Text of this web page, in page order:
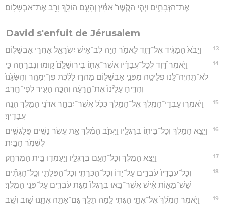
אֶת־הַזְּבָחִ֑ים וַיְהִ֤י הַקֶּ֙שֶׁר֙ אַמִּ֔ץ וְהָעָ֛ם הוֹלֵ֥ךְ וָרָ֖ב אֶת־אַבְשָׁלֽוֹם׃
David s'enfuit de Jérusalem
13 וַיָּבֹא֙ הַמַּגִּ֔יד אֶל־דָּוִ֖ד לֵאמֹ֑ר הָיָ֛ה לֶב־אִ֥ישׁ יִשְׂרָאֵ֖ל אַחֲרֵ֥י אַבְשָׁלֽוֹם׃
14
וַיֹּ֣אמֶר דָּ֠וִד לְכָל־עֲבָדָ֨יו אֲשֶׁר־אִתּ֤וֹ בִירוּשָׁלִַ֙ם֙ ק֣וּמוּ וְנִבְרָ֔חָה כִּ֛י
לֹא־תִֽהְיֶה־לָּ֥נוּ פְלֵיטָ֖ה מִפְּנֵ֣י אַבְשָׁל֑וֹם מַהֲר֣וּ לָלֶ֗כֶת פֶּן־יְמַהֵ֤ר וְהִשִּׂגָ֙נוּ֙
וְהִדִּ֤יחַ עָלֵ֙ינוּ֙ אֶת־הָ֣רָעָ֔ה וְהִכָּ֥ה הָעִ֖יר לְפִי־חָֽרֶב׃
15
וַיֹּאמְר֥וּ עַבְדֵֽי־הַמֶּ֖לֶךְ אֶל־הַמֶּ֑לֶךְ כְּכֹ֧ל אֲשֶׁר־יִבְחַ֛ר אֲדֹנִ֥י הַמֶּ֖לֶךְ הִנֵּ֥ה
עֲבָדֶֽיךָ׃
16
וַיֵּצֵ֥א הַמֶּ֛לֶךְ וְכָל־בֵּית֖וֹ בְּרַגְלָ֑יו וַיַּעֲזֹ֣ב הַמֶּ֗לֶךְ אֵ֣ת עֶ֧שֶׂר נָשִׁ֛ים פִּֽלַגְשִׁ֖ים
לִשְׁמֹ֥ר הַבָּֽיִת׃
17 וַיֵּצֵ֥א הַמֶּ֛לֶךְ וְכָל־הָעָ֖ם בְּרַגְלָ֑יו וַיַּעַמְד֖וּ בֵּ֥ית הַמֶּרְחָֽק׃
18
וְכָל־עֲבָדָיו֙ עֹבְרִ֣ים עַל־יָד֔וֹ וְכָל־הַכְּרֵתִ֖י וְכָל־הַפְּלֵתִ֑י וְכָֽל־הַגִּתִּ֞ים
שֵׁשׁ־מֵא֣וֹת אִ֗ישׁ אֲשֶׁר־בָּ֤אוּ בְרַגְלוֹ֙ מִגַּ֔ת עֹבְרִ֖ים עַל־פְּנֵ֥י הַמֶּֽלֶךְ׃
19
וַיֹּ֤אמֶר הַמֶּ֙לֶךְ֙ אֶל־אִתַּ֣י הַגִּתִּ֔י לָ֧מָּה תֵלֵ֛ךְ גַּם־אַתָּ֖ה אִתָּ֑נוּ שׁ֣וּב וְשֵׁ֤ב